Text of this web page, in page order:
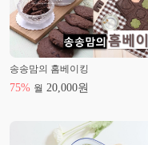
송송맘의 홈베이킹
75% 월 20,000원